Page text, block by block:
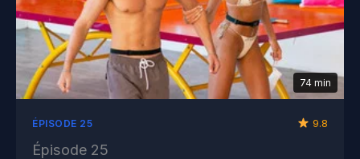
74 min
ÉPISODE 25 9.8
Épisode 25